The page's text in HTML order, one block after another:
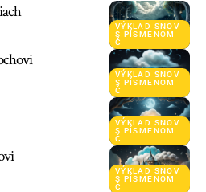
VÝKLAD SNOV
S PÍSMENOM
Č
VÝKLAD SNOV
S PÍSMENOM
Č
VÝKLAD SNOV
S PÍSMENOM
Č
VÝKLAD SNOV
S PÍSMENOM
Č